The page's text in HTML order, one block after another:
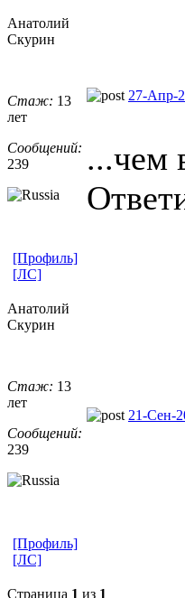
Анатолий
Скурин
Стаж: 13
лет
Сообщений:
239
27-Апр-
...чем
[Профиль]
[ЛС]
Анатолий
Скурин
Стаж: 13
лет
Сообщений:
239
21-Сен-
[Профиль]
[ЛС]
Страница 1 из 1